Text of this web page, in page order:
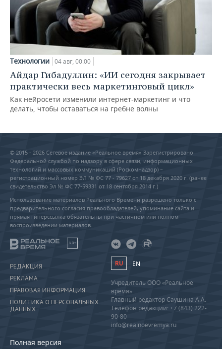
Технологии 04 авг, 00:00
Айдар Гибадуллин: «ИИ сегодня закрывает
практически весь маркетинговый цикл»
Как нейросети изменили интернет-маркетинг и что
делать, чтобы оставаться на гребне волны
© 2015 - 2026 Сетевое издание «Реальное время» Зарегистрировано
Федеральной службой по надзору в сфере связи, информационных
технологий и массовых коммуникаций (Роскомнадзор) –
регистрационный номер ЭЛ № ФС 77 - 79627 от 18 декабря 2020 г. (ранее
свидетельство Эл № ФС 77-59331 от 18 сентября 2014 г.)
Использование материалов Реального Времени разрешено только с
предварительного согласия правообладателей, упоминание сайта и
прямая гиперссылка обязательны при частичном или полном
воспроизведении материалов.
18+
РЕДАКЦИЯ
РЕКЛАМА
ПРАВОВАЯ ИНФОРМАЦИЯ
ПОЛИТИКА О ПЕРСОНАЛЬНЫХ
ДАННЫХ
Полная версия
RU EN
Учредитель ООО «Реальное
время»
Главный редактор Саушина А.А.
Телефон редакции: +7 (843) 222-
90-80
info@realnoevremya.ru